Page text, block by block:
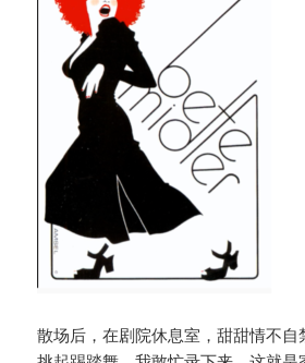
散场后，在剧院休息室，甜甜情不自